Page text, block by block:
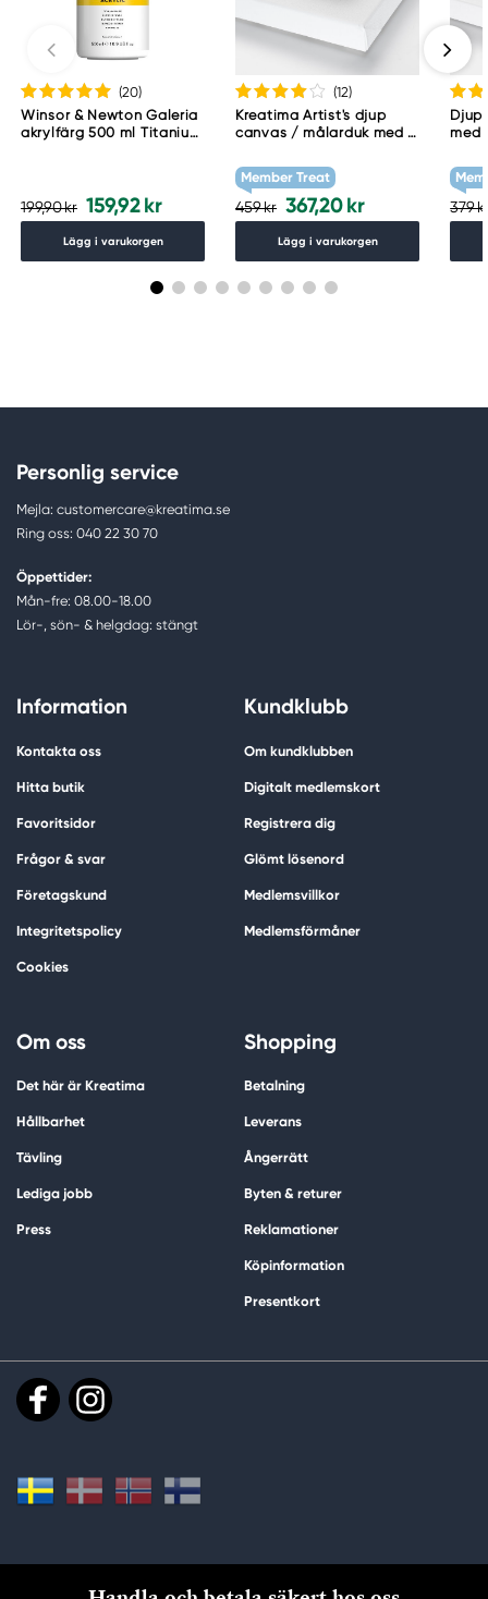
(20)
Winsor & Newton Galeria
akrylfärg 500 ml Titanium
199,90 kr 159,92 kr
Lägg i varukorgen
(12)
Kreatima Artist's djup
canvas / målarduk med 4
g/m²
Member Treat
459 kr 367,20 kr
Lägg i varukorgen
Djup
med
379
Personlig service
Mejla: customercare@kreatima.se
Ring oss: 040 22 30 70
Öppettider:
Mån-fre: 08.00-18.00
Lör-, sön- & helgdag: stängt
Information
Kontakta oss
Hitta butik
Favoritsidor
Frågor & svar
Företagskund
Integritetspolicy
Cookies
Kundklubb
Om kundklubben
Digitalt medlemskort
Registrera dig
Glömt lösenord
Medlemsvillkor
Medlemsförmåner
Om oss
Det här är Kreatima
Hållbarhet
Tävling
Lediga jobb
Press
Shopping
Betalning
Leverans
Ångerrätt
Byten & returer
Reklamationer
Köpinformation
Presentkort